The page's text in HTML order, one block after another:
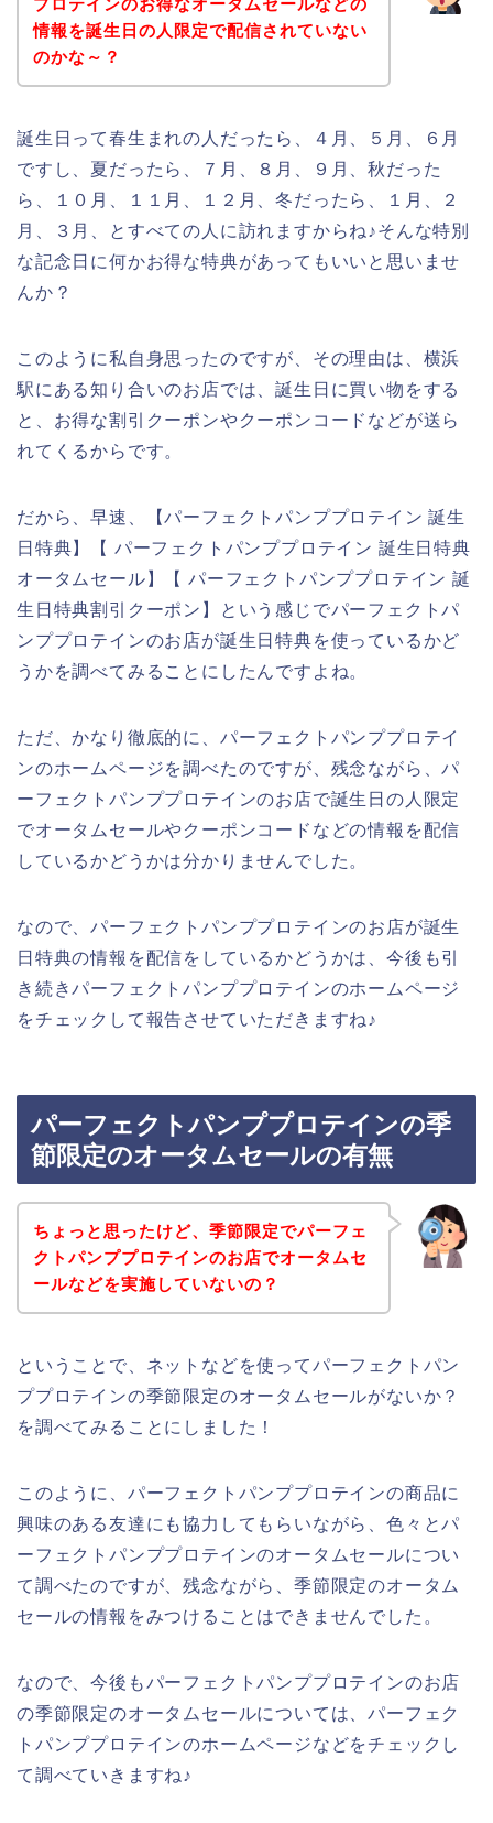
プロテインのお得なオータムセールなどの
情報を誕生日の人限定で配信されていない
のかな～？
誕生日って春生まれの人だったら、４月、５月、６月
ですし、夏だったら、７月、８月、９月、秋だった
ら、１０月、１１月、１２月、冬だったら、１月、２
月、３月、とすべての人に訪れますからね♪そんな特別
な記念日に何かお得な特典があってもいいと思いませ
んか？
このように私自身思ったのですが、その理由は、横浜
駅にある知り合いのお店では、誕生日に買い物をする
と、お得な割引クーポンやクーポンコードなどが送ら
れてくるからです。
だから、早速、【パーフェクトパンププロテイン 誕生
日特典】【 パーフェクトパンププロテイン 誕生日特典
オータムセール】【 パーフェクトパンププロテイン 誕
生日特典割引クーポン】という感じでパーフェクトパ
ンププロテインのお店が誕生日特典を使っているかど
うかを調べてみることにしたんですよね。
ただ、かなり徹底的に、パーフェクトパンププロテイ
ンのホームページを調べたのですが、残念ながら、パ
ーフェクトパンププロテインのお店で誕生日の人限定
でオータムセールやクーポンコードなどの情報を配信
しているかどうかは分かりませんでした。
なので、パーフェクトパンププロテインのお店が誕生
日特典の情報を配信をしているかどうかは、今後も引
き続きパーフェクトパンププロテインのホームページ
をチェックして報告させていただきますね♪
パーフェクトパンププロテインの季
節限定のオータムセールの有無
ちょっと思ったけど、季節限定でパーフェ
クトパンププロテインのお店でオータムセ
ールなどを実施していないの？
ということで、ネットなどを使ってパーフェクトパン
ププロテインの季節限定のオータムセールがないか？
を調べてみることにしました！
このように、パーフェクトパンププロテインの商品に
興味のある友達にも協力してもらいながら、色々とパ
ーフェクトパンププロテインのオータムセールについ
て調べたのですが、残念ながら、季節限定のオータム
セールの情報をみつけることはできませんでした。
なので、今後もパーフェクトパンププロテインのお店
の季節限定のオータムセールについては、パーフェク
トパンププロテインのホームページなどをチェックし
て調べていきますね♪